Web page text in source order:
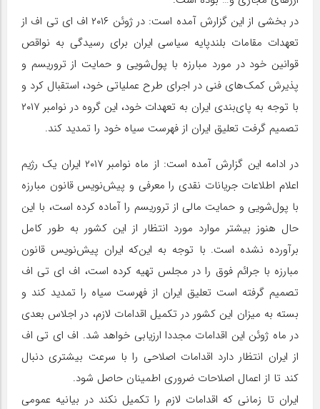
در بخشی از این گزارش آمده است: در ژوئن ۲۰۱۶ اف ای تی اف از
تعهدات مقامات بلندپایه سیاسی ایران برای رسیدگی به نواقص
قوانین خود در مورد مبارزه با پول‌شویی و حمایت از تروریسم و
پذیرش کمک‌های فنی در اجرای طرح عملیاتی خود، استقبال کرد و
با توجه به پای‌بندی ایران به تعهدات خود، این گروه در نوامبر ۲۰۱۷
تصمیم گرفت تعلیق ایران از فهرست سیاه خود را تمدید کند.
در ادامه این گزارش آمده است: از ماه نوامبر ۲۰۱۷ ایران یک رژیم
اعلام اطلاعات جریانات نقدی را معرفی و پیش‌نویس قانون مبارزه
با پول‌شویی و حمایت مالی از تروریسم را آماده کرده است، با این
حال هنوز بیشتر موارد مورد انتظار از این کشور به طور کامل
برآورده نشده است. با توجه به این‌که ایران پیش‌نویس قانون
مبارزه با جرائم فوق را در مجلس تهیه کرده است، اف ای تی اف
تصمیم گرفته است تعلیق ایران از فهرست سیاه را تمدید کند و
بسته به میزان این کشور در تکمیل اقدامات لازم، در اجلاس بعدی
در ماه ژوئن این اقدامات مجددا ارزیابی خواهد شد. اف ای تی اف
از ایران انتظار دارد اقدامات اصلاحی را با سرعت بیشتری دنبال
کند تا از اعمال اصلاحات ضروری اطمینان حاصل شود.
ایران تا زمانی که اقدامات لازم را تکمیل نکند در بیانیه عمومی